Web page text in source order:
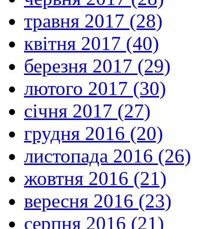
травня 2017 (28)
квітня 2017 (40)
березня 2017 (29)
лютого 2017 (30)
січня 2017 (27)
грудня 2016 (20)
листопада 2016 (26)
жовтня 2016 (21)
вересня 2016 (23)
серпня 2016 (21)